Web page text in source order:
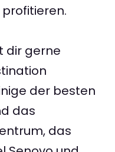
dir gerne
der besten
das
das